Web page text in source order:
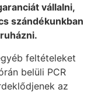
vállalni,
szándékunkban
feltételeket
belüli PCR
az